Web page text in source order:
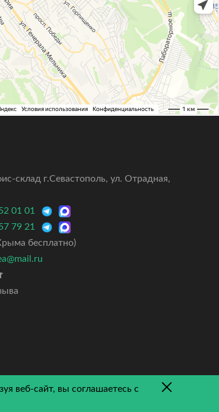
склад г.Севастополь, ул. Отрадная,
01 01
79 21
бесплатно)
веб-сайт, вы соглашаетесь с